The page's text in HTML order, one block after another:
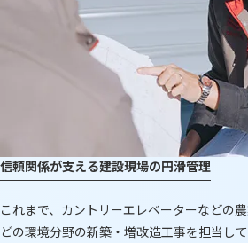
信頼関係が支える建設現場の円滑管理
これまで、カントリーエレベーターなどの
どの環境分野の新築・増改造工事を担当し